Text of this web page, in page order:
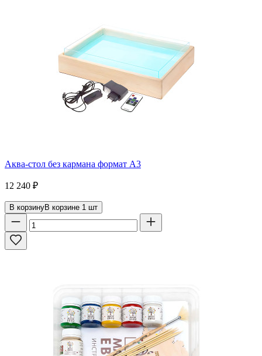
Аква-стол без кармана формат А3
12 240 ₽
В корзинуВ корзине 1 шт